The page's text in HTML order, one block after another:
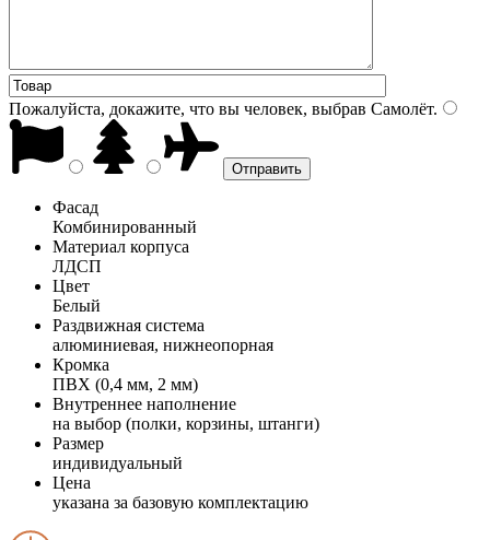
Пожалуйста, докажите, что вы человек, выбрав Самолёт.
Фасад
Комбинированный
Материал корпуса
ЛДСП
Цвет
Белый
Раздвижная система
алюминиевая, нижнеопорная
Кромка
ПВХ (0,4 мм, 2 мм)
Внутреннее наполнение
на выбор (полки, корзины, штанги)
Размер
индивидуальный
Цена
указана за базовую комплектацию